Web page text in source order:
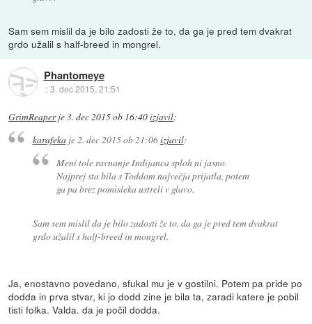
Sam sem mislil da je bilo zadosti že to, da ga je pred tem dvakrat
grdo užalil s half-breed in mongrel.
Phantomeye
::3. dec 2015, 21:51
GrimReaperje3. dec 2015 ob 16:40izjavil:
karafekaje2. dec 2015 ob 21:06izjavil:
Meni tole ravnanje Indijanca sploh ni jasno.
Najprej sta bila s Toddom največja prijatla, potem
ga pa brez pomisleka ustreli v glavo.
Sam sem mislil da je bilo zadosti že to, da ga je pred tem dvakrat
grdo užalil s half-breed in mongrel.
Ja, enostavno povedano, sfukal mu je v gostilni. Potem pa pride po
dodda in prva stvar, ki jo dodd zine je bila ta, zaradi katere je pobil
tisti folka. Valda. da je počil dodda.